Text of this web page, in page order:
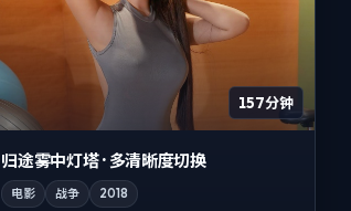
157分钟
归途雾中灯塔 · 多清晰度切换
电影 战争
2018